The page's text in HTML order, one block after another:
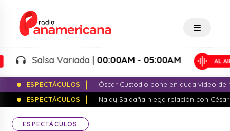
Salsa Variada |00:00AM - 05:00AM
ESPECTÁCULOS
Óscar Custodio pone en duda video de
ESPECTÁCULOS
Naldy Saldaña niega relación con
ESPECTÁCULOS